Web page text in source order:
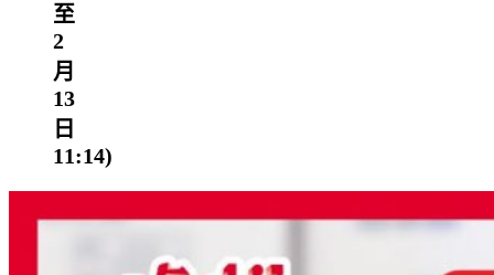
至
2
月
13
日
11:14)